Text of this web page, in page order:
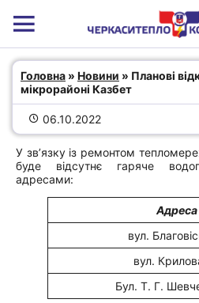
Планові
Казбет
Головна » Новини » Планові
мікрорайоні Казбет
06.10.2022
У зв’язку із ремонтом
буде відсутнє гаряче
адресами:
Адреса
вул.
вул.
Бул. Т. Г.